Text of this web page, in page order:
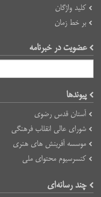
کلید واژگان
بر خط زمان
عضویت در خبرنامه
پیوند‌ها
آستان قدس رضوی
شورای عالی انقلاب فرهنگی
موسسه آفرینش های هنری
کنسرسیوم محتوای ملی
چند رسانه‌ای